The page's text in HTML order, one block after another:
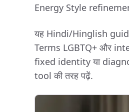
Energy Style
यह Hindi/Hinglish
Terms LGBTQ+ और
fixed identity या
tool की तरह पढ़ें.